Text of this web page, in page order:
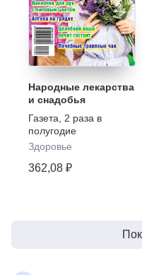
Народные лекарства
и снадобья
Газета
2 раза в
полугодие
Здоровье
362,08 ₽